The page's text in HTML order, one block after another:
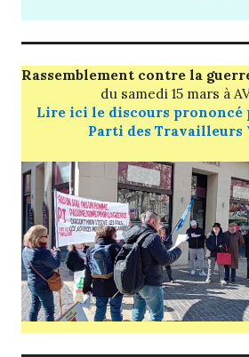
Rassemblement contre la
du samedi 15 mars à
Lire ici le discours prononcé
Parti des Travailleurs